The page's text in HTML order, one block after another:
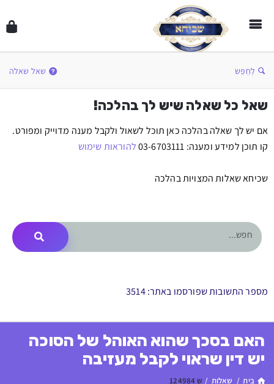
לְחַפֵּשׂ שאל שאלה
שאל כל שאלה שיש לך בהלכה!
אם יש לך שאלה בהלכה כאן תוכל לשאול ולקבל מענה מדוייק ומפורט.
קו תוכן למידע ומענה: 03-6703111
להוראות שימוש
שכיחא שאלות המצויות בהלכה
מספר התשובות שפורסמו באתר: 3514
האם בסכך שהוא האוהל של הסוכה
יש דין שראוי לקבל מעזיבה
בַּיִת / שאלות / ש 124984